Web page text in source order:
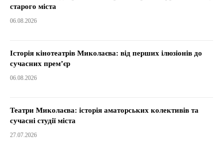
старого міста
06.08.2026
Історія кінотеатрів Миколаєва: від перших ілюзіонів до
сучасних прем’єр
06.08.2026
Театри Миколаєва: історія аматорських колективів та
сучасні студії міста
27.07.2026